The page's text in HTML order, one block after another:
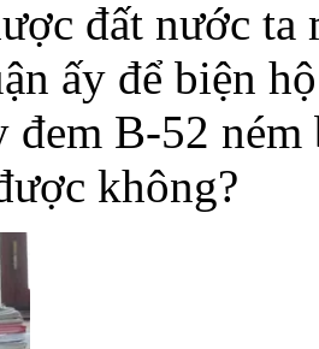
đất nước
ấy để biện
B-52
không?